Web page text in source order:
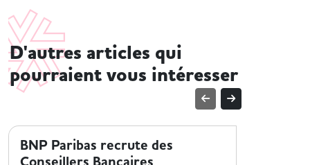
D'autres articles qui
pourraient vous intéresser
BNP Paribas recrute des